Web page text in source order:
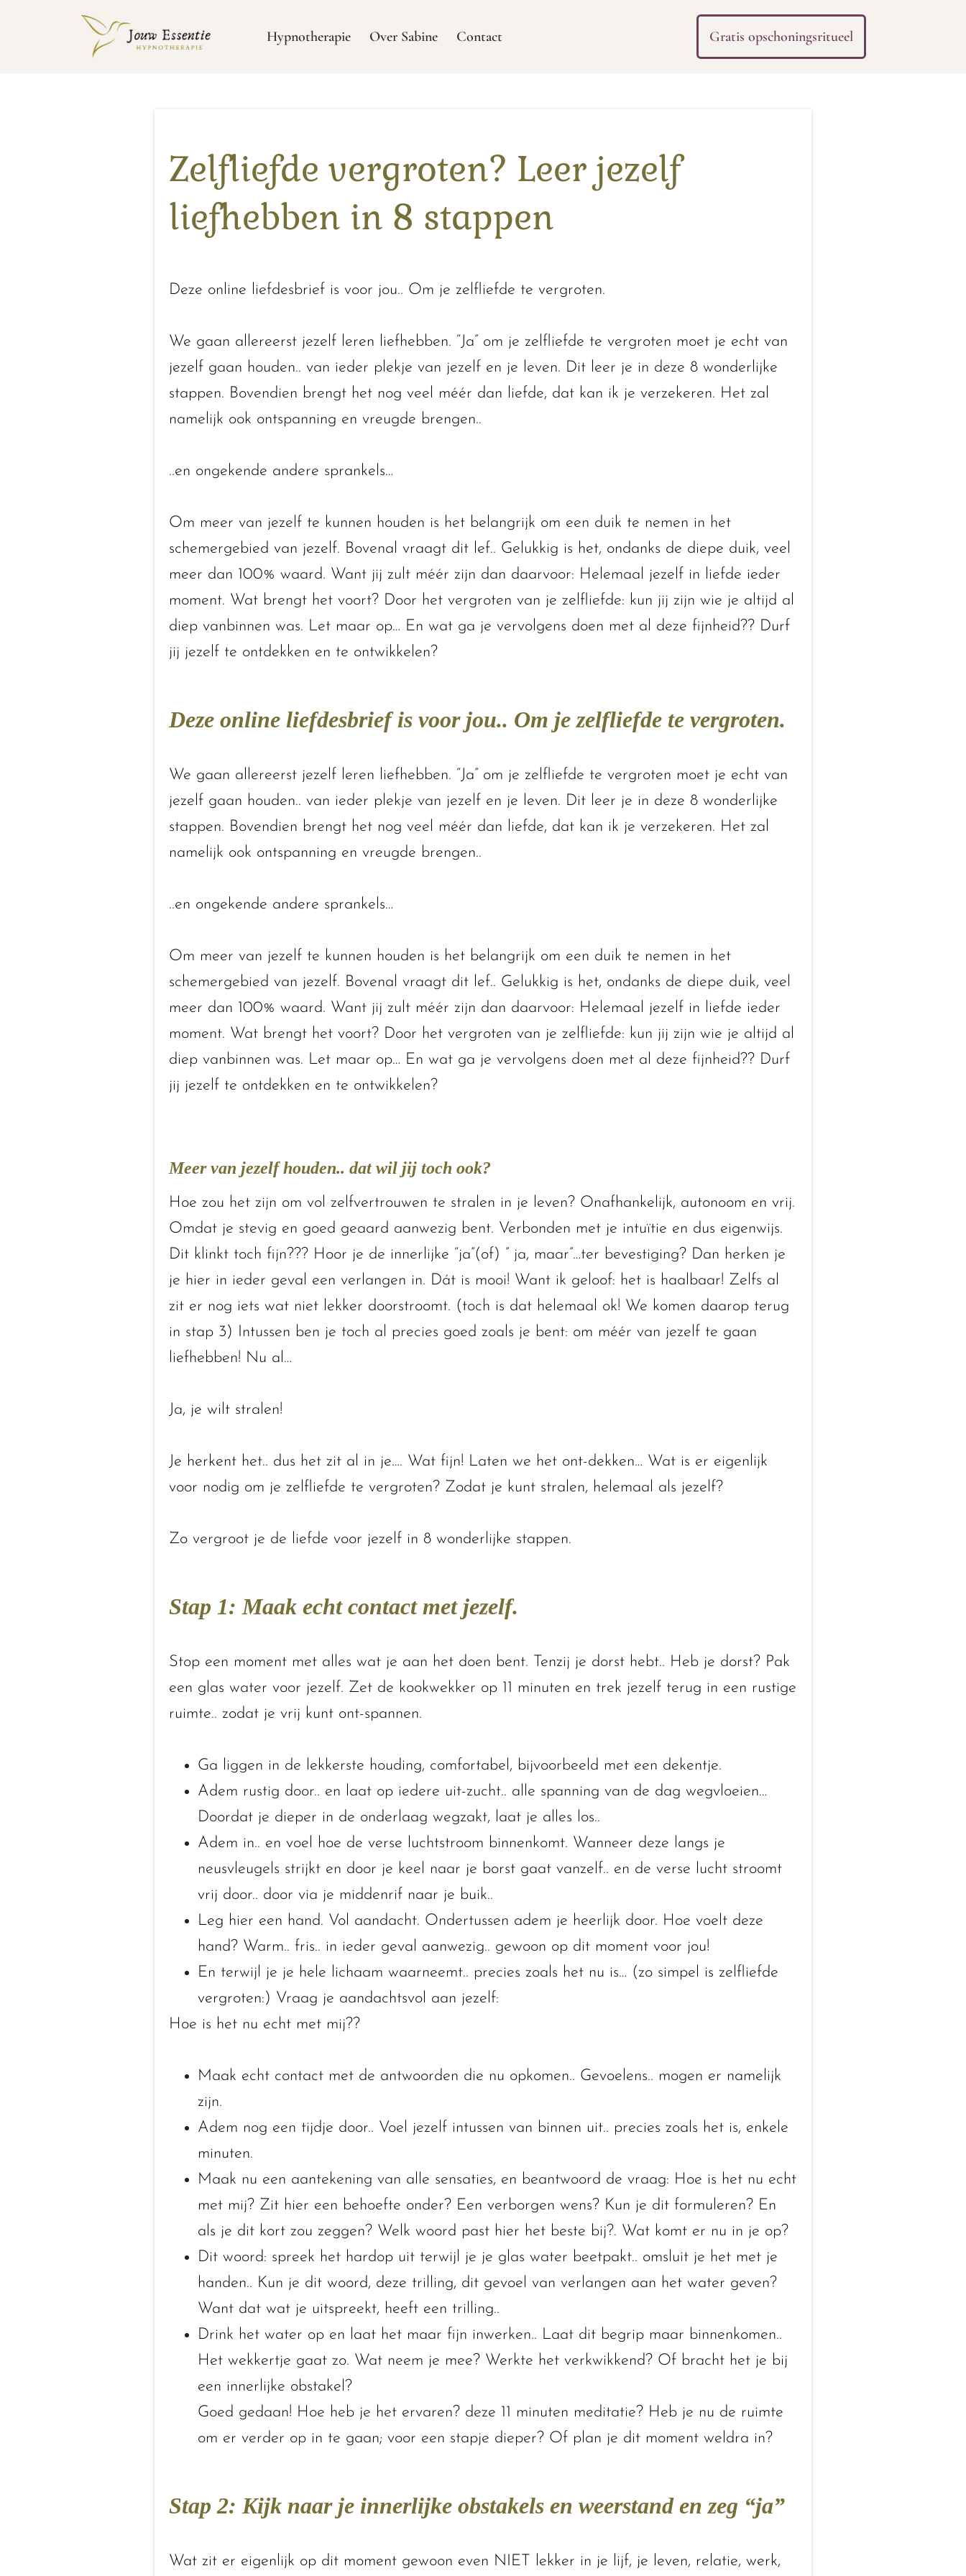
Hypnotherapie Over Sabine Contact Gratis opschoningsritueel
Zelfliefde vergroten? Leer jezelf
liefhebben in 8 stappen
Deze online liefdesbrief is voor jou.. Om je zelfliefde te vergroten.
We gaan allereerst jezelf leren liefhebben. “Ja” om je zelfliefde te vergroten moet je echt van
jezelf gaan houden.. van ieder plekje van jezelf en je leven. Dit leer je in deze 8 wonderlijke
stappen. Bovendien brengt het nog veel méér dan liefde, dat kan ik je verzekeren. Het zal
namelijk ook ontspanning en vreugde brengen..
..en ongekende andere sprankels…
Om meer van jezelf te kunnen houden is het belangrijk om een duik te nemen in het
schemergebied van jezelf. Bovenal vraagt dit lef.. Gelukkig is het, ondanks de diepe duik, veel
meer dan 100% waard. Want jij zult méér zijn dan daarvoor: Helemaal jezelf in liefde ieder
moment. Wat brengt het voort? Door het vergroten van je zelfliefde: kun jij zijn wie je altijd al
diep vanbinnen was. Let maar op… En wat ga je vervolgens doen met al deze fijnheid?? Durf
jij jezelf te ontdekken en te ontwikkelen?
Deze online liefdesbrief is voor jou.. Om je zelfliefde te vergroten.
We gaan allereerst jezelf leren liefhebben. “Ja” om je zelfliefde te vergroten moet je echt van
jezelf gaan houden.. van ieder plekje van jezelf en je leven. Dit leer je in deze 8 wonderlijke
stappen. Bovendien brengt het nog veel méér dan liefde, dat kan ik je verzekeren. Het zal
namelijk ook ontspanning en vreugde brengen..
..en ongekende andere sprankels…
Om meer van jezelf te kunnen houden is het belangrijk om een duik te nemen in het
schemergebied van jezelf. Bovenal vraagt dit lef.. Gelukkig is het, ondanks de diepe duik, veel
meer dan 100% waard. Want jij zult méér zijn dan daarvoor: Helemaal jezelf in liefde ieder
moment. Wat brengt het voort? Door het vergroten van je zelfliefde: kun jij zijn wie je altijd al
diep vanbinnen was. Let maar op… En wat ga je vervolgens doen met al deze fijnheid?? Durf
jij jezelf te ontdekken en te ontwikkelen?
Meer van jezelf houden.. dat wil jij toch ook?
Hoe zou het zijn om vol zelfvertrouwen te stralen in je leven? Onafhankelijk, autonoom en vrij.
Omdat je stevig en goed geaard aanwezig bent. Verbonden met je intuïtie en dus eigenwijs.
Dit klinkt toch fijn??? Hoor je de innerlijke “ja”(of) ” ja, maar”…ter bevestiging? Dan herken je
je hier in ieder geval een verlangen in. Dát is mooi! Want ik geloof: het is haalbaar! Zelfs al
zit er nog iets wat niet lekker doorstroomt. (toch is dat helemaal ok! We komen daarop terug
in stap 3) Intussen ben je toch al precies goed zoals je bent: om méér van jezelf te gaan
liefhebben! Nu al…
Ja, je wilt stralen!
Je herkent het.. dus het zit al in je…. Wat fijn! Laten we het ont-dekken… Wat is er eigenlijk
voor nodig om je zelfliefde te vergroten? Zodat je kunt stralen, helemaal als jezelf?
Zo vergroot je de liefde voor jezelf in 8 wonderlijke stappen.
Stap 1: Maak echt contact met jezelf.
Stop een moment met alles wat je aan het doen bent. Tenzij je dorst hebt.. Heb je dorst? Pak
een glas water voor jezelf. Zet de kookwekker op 11 minuten en trek jezelf terug in een rustige
ruimte.. zodat je vrij kunt ont-spannen.
Ga liggen in de lekkerste houding, comfortabel, bijvoorbeeld met een dekentje.
Adem rustig door.. en laat op iedere uit-zucht.. alle spanning van de dag wegvloeien…
Doordat je dieper in de onderlaag wegzakt, laat je alles los..
Adem in.. en voel hoe de verse luchtstroom binnenkomt. Wanneer deze langs je
neusvleugels strijkt en door je keel naar je borst gaat vanzelf.. en de verse lucht stroomt
vrij door.. door via je middenrif naar je buik..
Leg hier een hand. Vol aandacht. Ondertussen adem je heerlijk door. Hoe voelt deze
hand? Warm.. fris.. in ieder geval aanwezig.. gewoon op dit moment voor jou!
En terwijl je je hele lichaam waarneemt.. precies zoals het nu is… (zo simpel is zelfliefde
vergroten:) Vraag je aandachtsvol aan jezelf:
Hoe is het nu echt met mij??
Maak echt contact met de antwoorden die nu opkomen.. Gevoelens.. mogen er namelijk
zijn.
Adem nog een tijdje door.. Voel jezelf intussen van binnen uit.. precies zoals het is, enkele
minuten.
Maak nu een aantekening van alle sensaties, en beantwoord de vraag: Hoe is het nu echt
met mij? Zit hier een behoefte onder? Een verborgen wens? Kun je dit formuleren? En
als je dit kort zou zeggen? Welk woord past hier het beste bij?. Wat komt er nu in je op?
Dit woord: spreek het hardop uit terwijl je je glas water beetpakt.. omsluit je het met je
handen.. Kun je dit woord, deze trilling, dit gevoel van verlangen aan het water geven?
Want dat wat je uitspreekt, heeft een trilling..
Drink het water op en laat het maar fijn inwerken.. Laat dit begrip maar binnenkomen..
Het wekkertje gaat zo. Wat neem je mee? Werkte het verkwikkend? Of bracht het je bij
een innerlijke obstakel?
Goed gedaan! Hoe heb je het ervaren? deze 11 minuten meditatie? Heb je nu de ruimte
om er verder op in te gaan; voor een stapje dieper? Of plan je dit moment weldra in?
Stap 2: Kijk naar je innerlijke obstakels en weerstand en zeg “ja”
Wat zit er eigenlijk op dit moment gewoon even NIET lekker in je lijf, je leven, relatie, werk,